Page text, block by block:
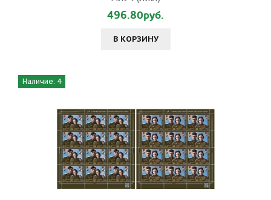
496.80руб.
В КОРЗИНУ
Наличие: 4